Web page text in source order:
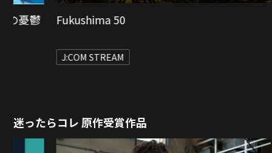
いのちの停車場
J:COM STREAM
迷ったらコレ 原作受賞作品